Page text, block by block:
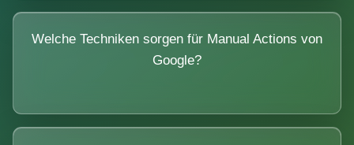
Welche Techniken sorgen für Manual Actions von
Google?